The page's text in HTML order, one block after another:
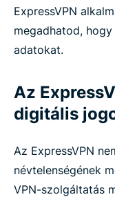
ExpressVPN
megadhatod,
adatokat.
Az
digitális
Az ExpressVPN
névtelenségének
VPN-szolgáltatás